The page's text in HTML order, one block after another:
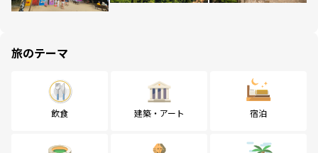
旅のテーマ
飲食 建築・アート 宿泊